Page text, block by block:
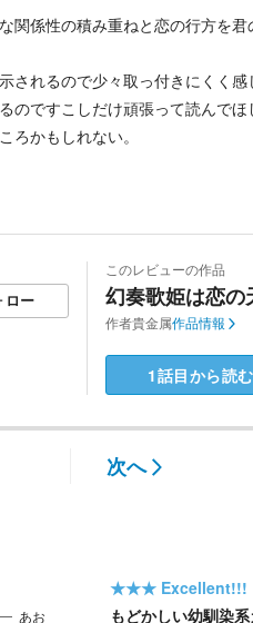
関係性の積み重ねと恋の行方を
れるので少々取っ付きにくく感
ですこしだけ頑張って読んでほ
ろかもしれない。
ロー
このレビューの作品
幻奏歌姫は恋の
作者貴金属作品情報
1話目から読む
次へ
あお
★★★ Excellent!!!
もどかしい幼馴染